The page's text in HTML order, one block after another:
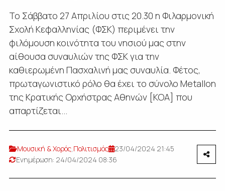
Το Σάββατο 27 Απριλίου στις 20.30 η Φιλαρμονική
Σχολή Κεφαλληνίας (ΦΣΚ) περιμένει την
φιλόμουση κοινότητα του νησιού μας στην
αίθουσα συναυλιών της ΦΣΚ για την
καθιερωμένη Πασχαλινή μας συναυλία. Φέτος,
πρωταγωνιστικό ρόλο θα έχει το σύνολο Metallon
της Κρατικής Ορχήστρας Αθηνών [ΚΟΑ] που
απαρτίζεται...
Μουσική & Χορός,Πολιτισμός
23/04/2024 21:45
Ενημέρωση: 24/04/2024 08:36